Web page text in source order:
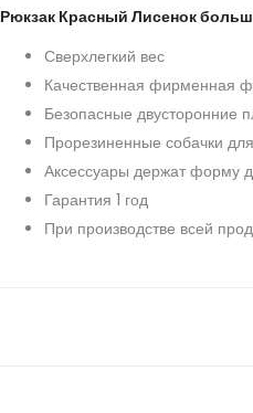
Рюкзак Красный Лисенок
Сверхлегкий вес
Качественная фирменная
Безопасные двусторонние
Прорезиненные собачки
Аксессуары держат форму
Гарантия 1 год
При производстве всей